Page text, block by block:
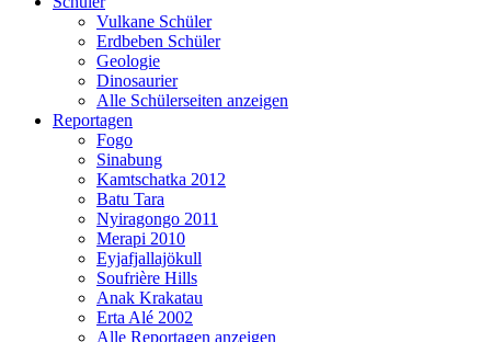
Vulkane Schüler
Erdbeben Schüler
Geologie
Dinosaurier
Alle Schülerseiten anzeigen
Reportagen
Fogo
Sinabung
Kamtschatka 2012
Batu Tara
Nyiragongo 2011
Merapi 2010
Eyjafjallajökull
Soufrière Hills
Anak Krakatau
Erta Alé 2002
Alle Reportagen anzeigen